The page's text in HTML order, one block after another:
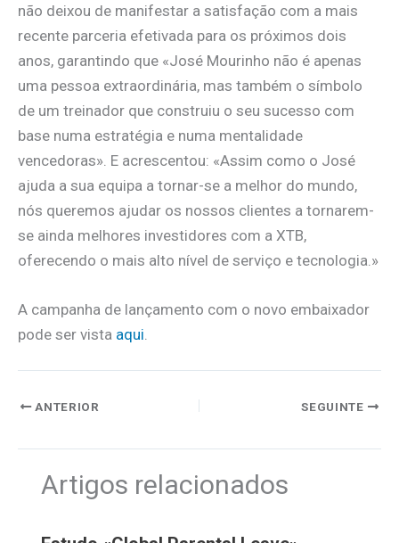
não deixou de manifestar a satisfação com a mais
recente parceria efetivada para os próximos dois
anos, garantindo que «José Mourinho não é apenas
uma pessoa extraordinária, mas também o símbolo
de um treinador que construiu o seu sucesso com
base numa estratégia e numa mentalidade
vencedoras». E acrescentou: «Assim como o José
ajuda a sua equipa a tornar-se a melhor do mundo,
nós queremos ajudar os nossos clientes a tornarem-
se ainda melhores investidores com a XTB,
oferecendo o mais alto nível de serviço e tecnologia.»
A campanha de lançamento com o novo embaixador
pode ser vista aqui.
ANTERIOR SEGUINTE
Artigos relacionados